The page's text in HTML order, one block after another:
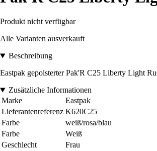
Produkt nicht verfügbar
Alle Varianten ausverkauft
Beschreibung
Eastpak gepolsterter Pak'R C25 Liberty Light
Zusätzliche Informationen
Marke
Eastpak
Lieferantenreferenz K620C25
Farbe
weiß/rosa/blau
Farbe
Weiß
Geschlecht
Frau